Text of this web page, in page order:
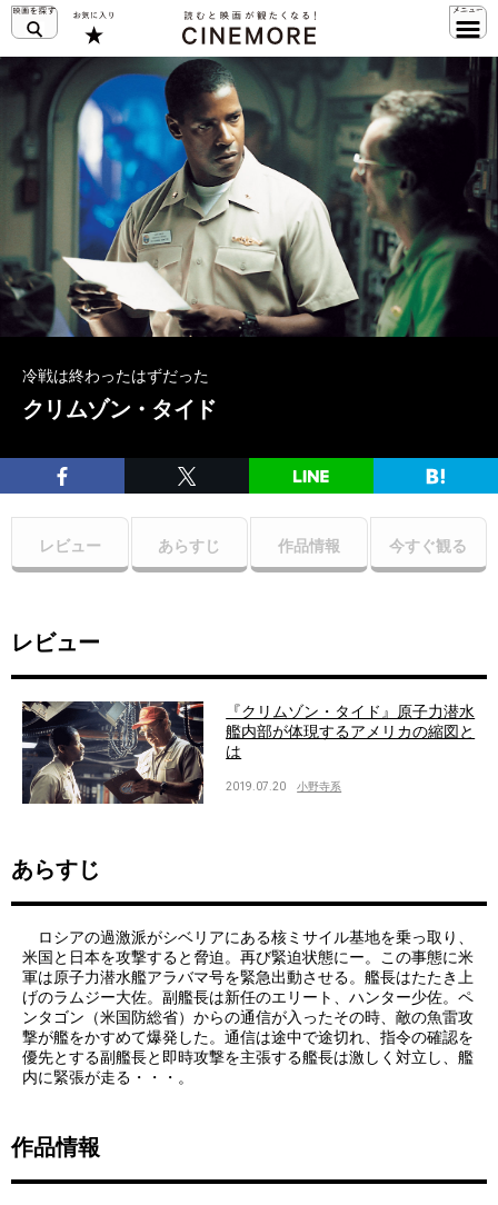
冷戦は終わったはずだった
クリムゾン・タイド
レビュー あらすじ 作品情報 今すぐ観る
レビュー
『クリムゾン・タイド』原子力潜水
艦内部が体現するアメリカの縮図と
は
2019.07.20 小野寺系
あらすじ
ロシアの過激派がシベリアにある核ミサイル基地を乗っ取り、
米国と日本を攻撃すると脅迫。再び緊迫状態にー。この事態に米
軍は原子力潜水艦アラバマ号を緊急出動させる。艦長はたたき上
げのラムジー大佐。副艦長は新任のエリート、ハンター少佐。ペ
ンタゴン（米国防総省）からの通信が入ったその時、敵の魚雷攻
撃が艦をかすめて爆発した。通信は途中で途切れ、指令の確認を
優先とする副艦長と即時攻撃を主張する艦長は激しく対立し、艦
内に緊張が走る・・・。
作品情報